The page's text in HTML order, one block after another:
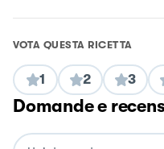
VOTA QUESTA RICETTA
1 2 3
Domande e